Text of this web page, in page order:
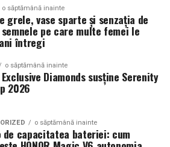
din Cluj, anvelopele nu sunt doar
ci si elemente vizuale. Publicul
detalii precum modul in
distanta fata de caroserie si
roata-janta.
dimensiuni corecte si uzura
cazuri, acestea completeaza
ales de proprietar, fie ca
o săptămână inainte
grele, vase sparte și senzația de
pe care multe femei le
întregi
o săptămână inainte
Diamonds susține Serenity
2026
o săptămână inainte
de capacitatea bateriei: cum